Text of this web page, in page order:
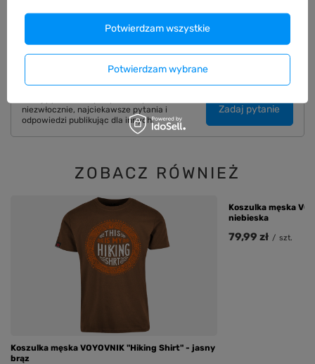
Potrzebujesz pomocy? Masz pytania?
niezwłocznie, najciekawsze pytania i
odpowiedzi publikując dla innych.
Zadaj pytanie
ZOBACZ RÓWNIEŻ
Koszulka męska VOYOVNIK "Hiking Shirt" - jasny
brąz
Koszulka męska
niebieska
79,99 zł / szt.
Potwierdzam wybrane
Potwierdzam wszystkie